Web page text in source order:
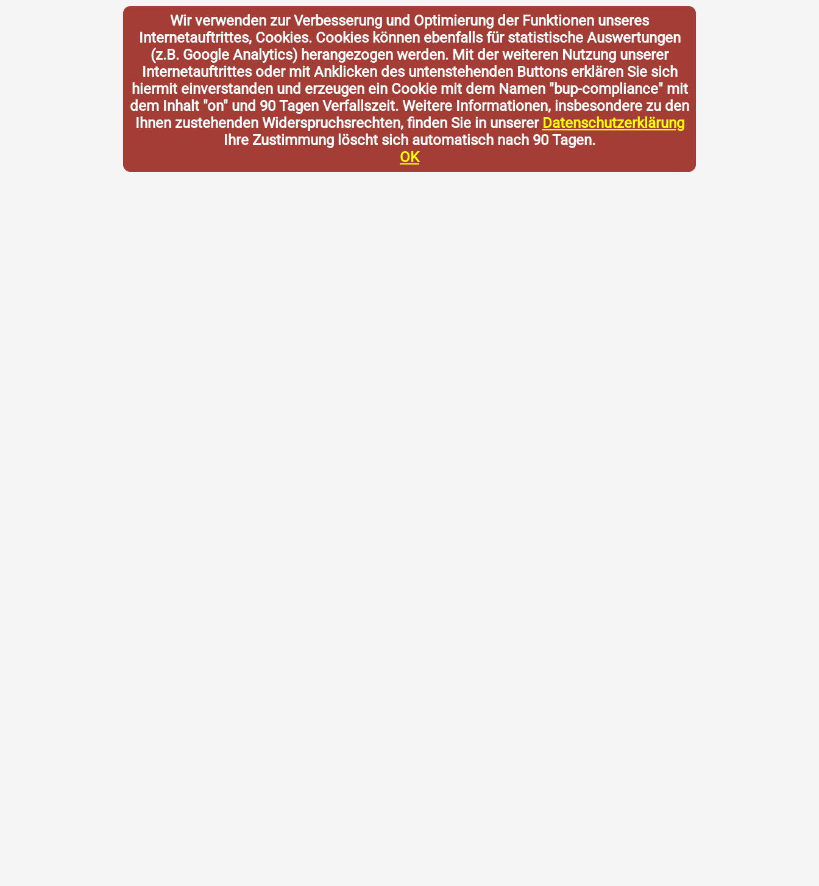
Wir verwenden zur Verbesserung und Optimierung der Funktionen unseres
Internetauftrittes, Cookies. Cookies können ebenfalls für statistische Auswertungen
(z.B. Google Analytics) herangezogen werden. Mit der weiteren Nutzung unserer
Internetauftrittes oder mit Anklicken des untenstehenden Buttons erklären Sie sich
hiermit einverstanden und erzeugen ein Cookie mit dem Namen "bup-compliance" mit
dem Inhalt "on" und 90 Tagen Verfallszeit. Weitere Informationen, insbesondere zu den
Ihnen zustehenden Widerspruchsrechten, finden Sie in unserer Datenschutzerklärung
Ihre Zustimmung löscht sich automatisch nach 90 Tagen.
OK